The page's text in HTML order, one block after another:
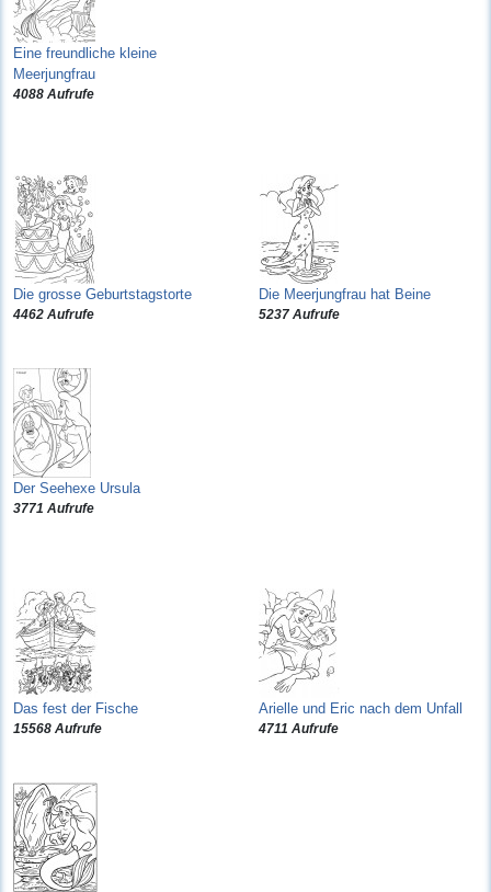
Eine freundliche kleine
Meerjungfrau
4088 Aufrufe
Die grosse Geburtstagstorte
4462 Aufrufe
Die Meerjungfrau hat Beine
5237 Aufrufe
Der Seehexe Ursula
3771 Aufrufe
Das fest der Fische
15568 Aufrufe
Arielle und Eric nach dem Unfall
4711 Aufrufe